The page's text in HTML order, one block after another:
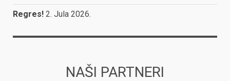
Regres! 2. Jula 2026.
NAŠI PARTNERI